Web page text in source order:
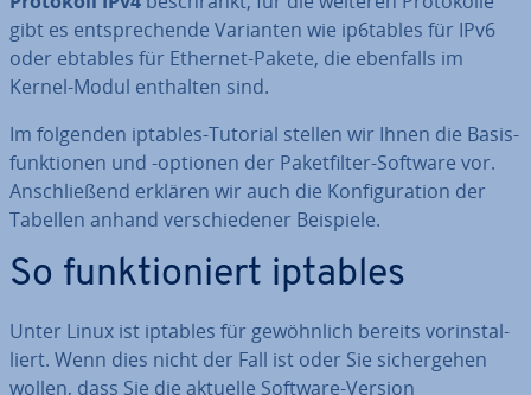
gibt es ent­spre­chen­de Varianten wie ip6tables für IPv6
oder ebtables für Ethernet-Pakete, die ebenfalls im
Kernel-Modul enthalten sind.
Im folgenden iptables-Tutorial stellen wir Ihnen die Ba­sis­
funk­tio­nen und -optionen der Pa­ket­fil­ter-Software vor.
An­schlie­ßend erklären wir auch die Kon­fi­gu­ra­ti­on der
Tabellen anhand ver­schie­de­ner Beispiele.
So funk­tio­niert iptables
Unter Linux ist iptables für ge­wöhn­lich bereits vor­in­stal­
liert. Wenn dies nicht der Fall ist oder Sie si­cher­ge­hen
wollen, dass Sie die aktuelle Software-Version